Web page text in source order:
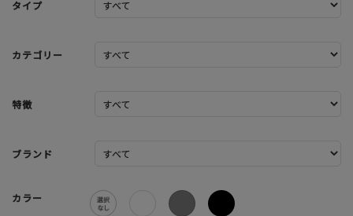
タイプ
カテゴリー
特徴
ブランド
カラー